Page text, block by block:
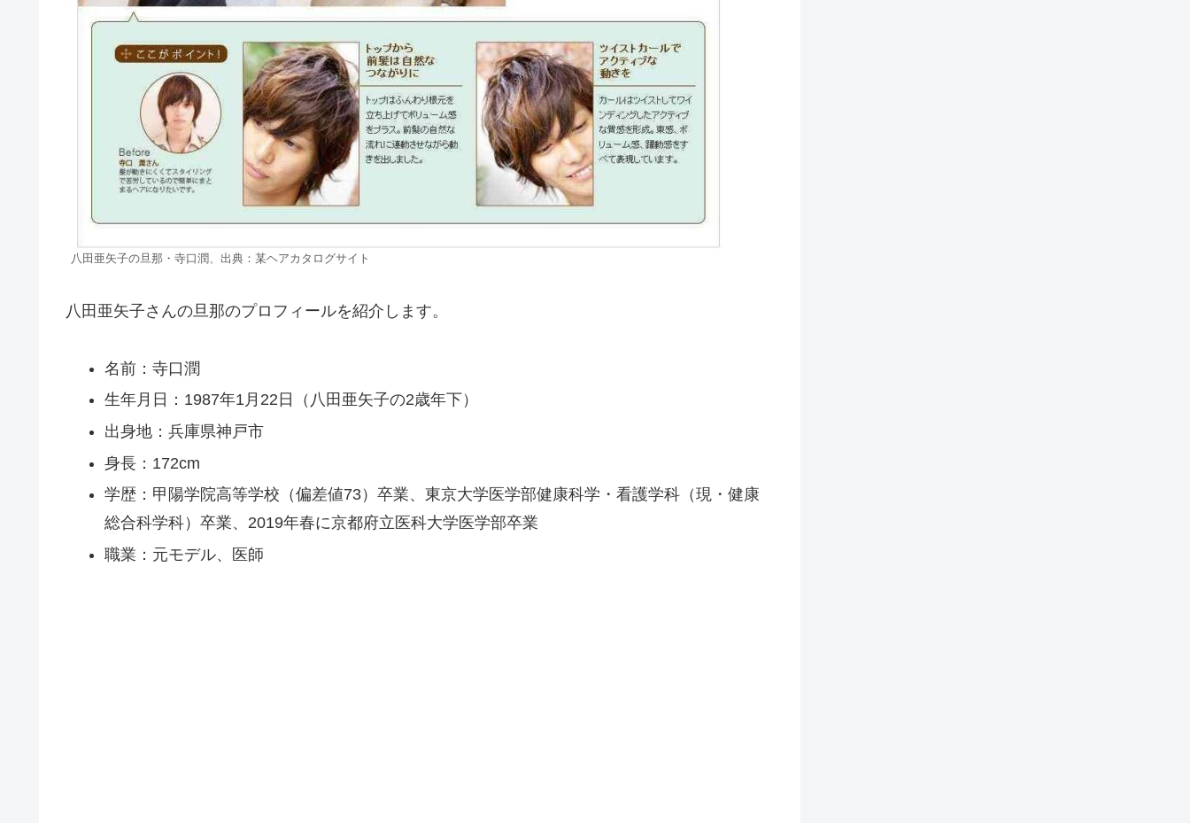
八田亜矢子の旦那・寺口潤、出典：某ヘアカタログサイト
八田亜矢子さんの旦那のプロフィールを紹介します。
名前：寺口潤
生年月日：1987年1月22日（八田亜矢子の2歳年下）
出身地：兵庫県神戸市
身長：172cm
学歴：甲陽学院高等学校（偏差値73）卒業、東京大学医学部健康科学・看護学科（現・健康
総合科学科）卒業、2019年春に京都府立医科大学医学部卒業
職業：元モデル、医師